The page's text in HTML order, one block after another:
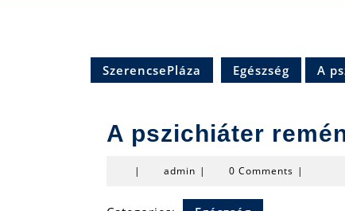
SzerencsePláza Egészség A
A pszichiáter
| admin admin
| 0 Comments |